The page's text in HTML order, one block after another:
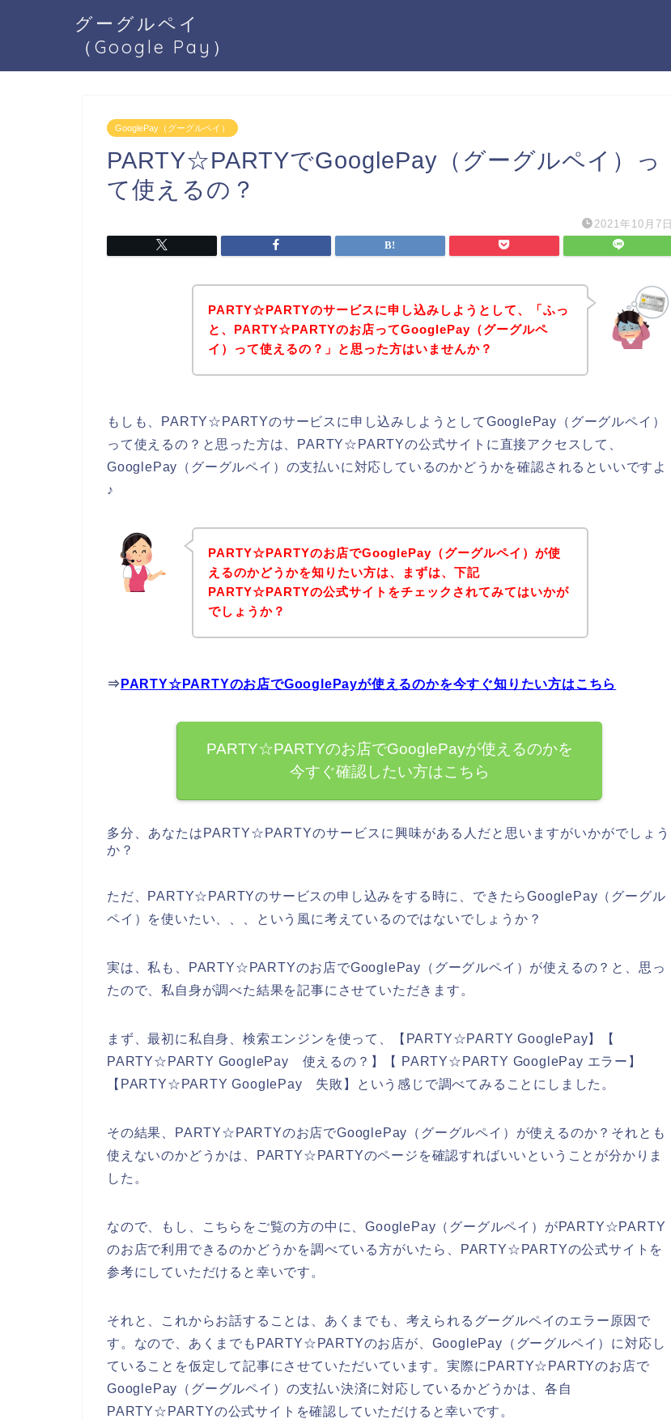
グーグルペイ
（Google Pay）
GooglePay（グーグルペイ）
PARTY☆PARTYでGooglePay（グーグルペイ）っ
て使えるの？
2021年10月7日
PARTY☆PARTYのサービスに申し込みしようとして、「ふっ
と、PARTY☆PARTYのお店ってGooglePay（グーグルペ
イ）って使えるの？」と思った方はいませんか？
もしも、PARTY☆PARTYのサービスに申し込みしようとしてGooglePay（グーグルペイ）
って使えるの？と思った方は、PARTY☆PARTYの公式サイトに直接アクセスして、
GooglePay（グーグルペイ）の支払いに対応しているのかどうかを確認されるといいですよ
♪
PARTY☆PARTYのお店でGooglePay（グーグルペイ）が使
えるのかどうかを知りたい方は、まずは、下記
PARTY☆PARTYの公式サイトをチェックされてみてはいかが
でしょうか？
⇒ PARTY☆PARTYのお店でGooglePayが使えるのかを今すぐ知りたい方はこちら
PARTY☆PARTYのお店でGooglePayが使えるのかを
今すぐ確認したい方はこちら
多分、あなたはPARTY☆PARTYのサービスに興味がある人だと思いますがいかがでしょう
か？
ただ、PARTY☆PARTYのサービスの申し込みをする時に、できたらGooglePay（グーグル
ペイ）を使いたい、、、という風に考えているのではないでしょうか？
実は、私も、PARTY☆PARTYのお店でGooglePay（グーグルペイ）が使えるの？と、思っ
たので、私自身が調べた結果を記事にさせていただきます。
まず、最初に私自身、検索エンジンを使って、【PARTY☆PARTY GooglePay】【
PARTY☆PARTY GooglePay 使えるの？】【 PARTY☆PARTY GooglePay エラー】
【PARTY☆PARTY GooglePay 失敗】という感じで調べてみることにしました。
その結果、PARTY☆PARTYのお店でGooglePay（グーグルペイ）が使えるのか？それとも
使えないのかどうかは、PARTY☆PARTYのページを確認すればいいということが分かりま
した。
なので、もし、こちらをご覧の方の中に、GooglePay（グーグルペイ）がPARTY☆PARTY
のお店で利用できるのかどうかを調べている方がいたら、PARTY☆PARTYの公式サイトを
参考にしていただけると幸いです。
それと、これからお話することは、あくまでも、考えられるグーグルペイのエラー原因で
す。なので、あくまでもPARTY☆PARTYのお店が、GooglePay（グーグルペイ）に対応し
ていることを仮定して記事にさせていただいています。実際にPARTY☆PARTYのお店で
GooglePay（グーグルペイ）の支払い決済に対応しているかどうかは、各自
PARTY☆PARTYの公式サイトを確認していただけると幸いです。